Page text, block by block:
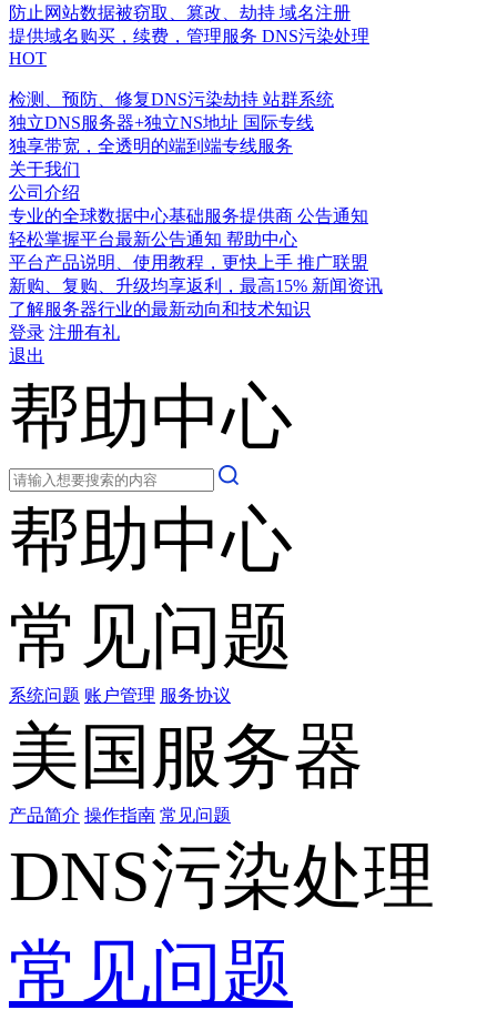
防止网站数据被窃取、篡改、劫持 域名注册
提供域名购买，续费，管理服务 DNS污染处理
HOT
检测、预防、修复DNS污染劫持 站群系统
独立DNS服务器+独立NS地址 国际专线
独享带宽，全透明的端到端专线服务
关于我们
公司介绍
专业的全球数据中心基础服务提供商 公告通知
轻松掌握平台最新公告通知 帮助中心
平台产品说明、使用教程，更快上手 推广联盟
新购、复购、升级均享返利，最高15% 新闻资讯
了解服务器行业的最新动向和技术知识
登录 注册有礼
退出
帮助中心
帮助中心
常见问题
系统问题 账户管理 服务协议
美国服务器
产品简介 操作指南 常见问题
DNS污染处理
常见问题